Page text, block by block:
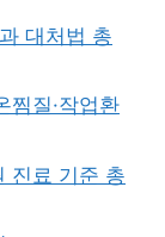
대처법 총
찜질·작업환
진료 기준 총